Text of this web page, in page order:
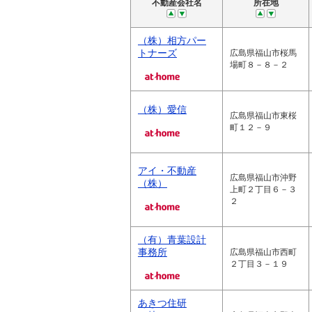
不動産会社名 所在地
（株）相方パー
トナーズ
広島県福山市桜馬
場町８－８－２
（株）愛信
広島県福山市東桜
町１２－９
アイ・不動産
（株）
広島県福山市沖野
上町２丁目６－３
２
（有）青葉設計
事務所
広島県福山市西町
２丁目３－１９
あきつ住研